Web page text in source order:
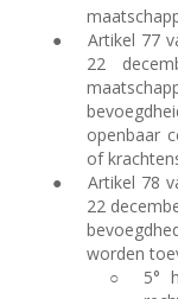
●
Artikel 77
22
openbaar
of
●
Artikel 78
22
worden
○
5°